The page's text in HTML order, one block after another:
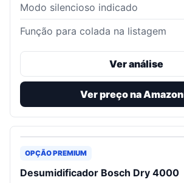
Modo silencioso indicado
Função para colada na listagem
Ver análise
Ver preço na Amazon
OPÇÃO PREMIUM
Desumidificador Bosch Dry 4000